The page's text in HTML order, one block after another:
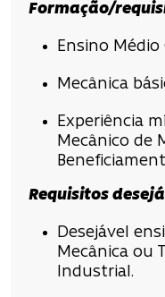
Formação/
Ensino Médio
Mecânica
Experiência
Mecânico de
Requisitos
Desejável
Mecânica ou
Industrial.